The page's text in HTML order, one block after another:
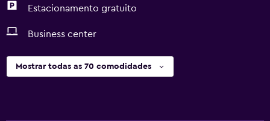
Estacionamento gratuito
Business center
Mostrar todas as 70 comodidades